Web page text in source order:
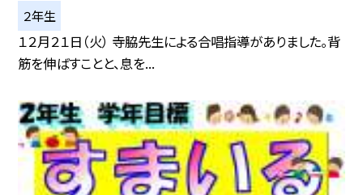
２年生
１２月２１日（火） 寺脇先生による合唱指導がありました。背
筋を伸ばすことと、息を...